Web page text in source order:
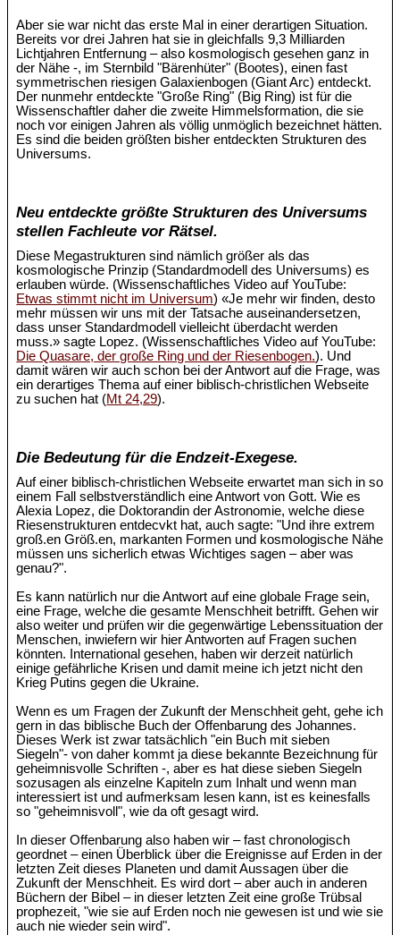
Aber sie war nicht das erste Mal in einer derartigen Situation.
Bereits vor drei Jahren hat sie in gleichfalls 9,3 Milliarden
Lichtjahren Entfernung – also kosmologisch gesehen ganz in
der Nähe -, im Sternbild "Bärenhüter" (Bootes), einen fast
symmetrischen riesigen Galaxienbogen (Giant Arc) entdeckt.
Der nunmehr entdeckte "Große Ring" (Big Ring) ist für die
Wissenschaftler daher die zweite Himmelsformation, die sie
noch vor einigen Jahren als völlig unmöglich bezeichnet hätten.
Es sind die beiden größten bisher entdeckten Strukturen des
Universums.
Neu entdeckte größte Strukturen des Universums
stellen Fachleute vor Rätsel.
Diese Megastrukturen sind nämlich größer als das
kosmologische Prinzip (Standardmodell des Universums) es
erlauben würde. (Wissenschaftliches Video auf YouTube:
Etwas stimmt nicht im Universum) «Je mehr wir finden, desto
mehr müssen wir uns mit der Tatsache auseinandersetzen,
dass unser Standardmodell vielleicht überdacht werden
muss.» sagte Lopez. (Wissenschaftliches Video auf YouTube:
Die Quasare, der große Ring und der Riesenbogen.). Und
damit wären wir auch schon bei der Antwort auf die Frage, was
ein derartiges Thema auf einer biblisch-christlichen Webseite
zu suchen hat (Mt 24,29).
Die Bedeutung für die Endzeit-Exegese.
Auf einer biblisch-christlichen Webseite erwartet man sich in so
einem Fall selbstverständlich eine Antwort von Gott. Wie es
Alexia Lopez, die Doktorandin der Astronomie, welche diese
Riesenstrukturen entdecvkt hat, auch sagte: "Und ihre extrem
groß.en Größ.en, markanten Formen und kosmologische Nähe
müssen uns sicherlich etwas Wichtiges sagen – aber was
genau?".
Es kann natürlich nur die Antwort auf eine globale Frage sein,
eine Frage, welche die gesamte Menschheit betrifft. Gehen wir
also weiter und prüfen wir die gegenwärtige Lebenssituation der
Menschen, inwiefern wir hier Antworten auf Fragen suchen
könnten. International gesehen, haben wir derzeit natürlich
einige gefährliche Krisen und damit meine ich jetzt nicht den
Krieg Putins gegen die Ukraine.
Wenn es um Fragen der Zukunft der Menschheit geht, gehe ich
gern in das biblische Buch der Offenbarung des Johannes.
Dieses Werk ist zwar tatsächlich "ein Buch mit sieben
Siegeln"- von daher kommt ja diese bekannte Bezeichnung für
geheimnisvolle Schriften -, aber es hat diese sieben Siegeln
sozusagen als einzelne Kapiteln zum Inhalt und wenn man
interessiert ist und aufmerksam lesen kann, ist es keinesfalls
so "geheimnisvoll", wie da oft gesagt wird.
In dieser Offenbarung also haben wir – fast chronologisch
geordnet – einen Überblick über die Ereignisse auf Erden in der
letzten Zeit dieses Planeten und damit Aussagen über die
Zukunft der Menschheit. Es wird dort – aber auch in anderen
Büchern der Bibel – in dieser letzten Zeit eine große Trübsal
prophezeit, "wie sie auf Erden noch nie gewesen ist und wie sie
auch nie wieder sein wird".